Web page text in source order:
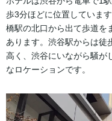
歩3分ほどに位置していま
橋駅の北口から出て歩道を
あります。渋谷駅からは徒
高く、渋谷にいながら騒が
なロケーションです。